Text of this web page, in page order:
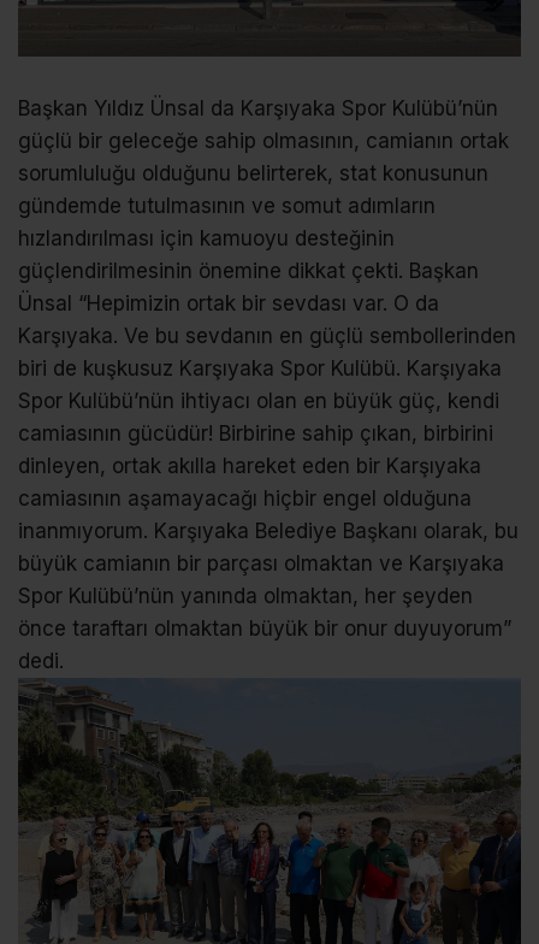
Başkan Yıldız Ünsal da Karşıyaka Spor Kulübü’nün
güçlü bir geleceğe sahip olmasının, camianın ortak
sorumluluğu olduğunu belirterek, stat konusunun
gündemde tutulmasının ve somut adımların
hızlandırılması için kamuoyu desteğinin
güçlendirilmesinin önemine dikkat çekti. Başkan
Ünsal “Hepimizin ortak bir sevdası var. O da
Karşıyaka. Ve bu sevdanın en güçlü sembollerinden
biri de kuşkusuz Karşıyaka Spor Kulübü. Karşıyaka
Spor Kulübü’nün ihtiyacı olan en büyük güç, kendi
camiasının gücüdür! Birbirine sahip çıkan, birbirini
dinleyen, ortak akılla hareket eden bir Karşıyaka
camiasının aşamayacağı hiçbir engel olduğuna
inanmıyorum. Karşıyaka Belediye Başkanı olarak, bu
büyük camianın bir parçası olmaktan ve Karşıyaka
Spor Kulübü’nün yanında olmaktan, her şeyden
önce taraftarı olmaktan büyük bir onur duyuyorum”
dedi.